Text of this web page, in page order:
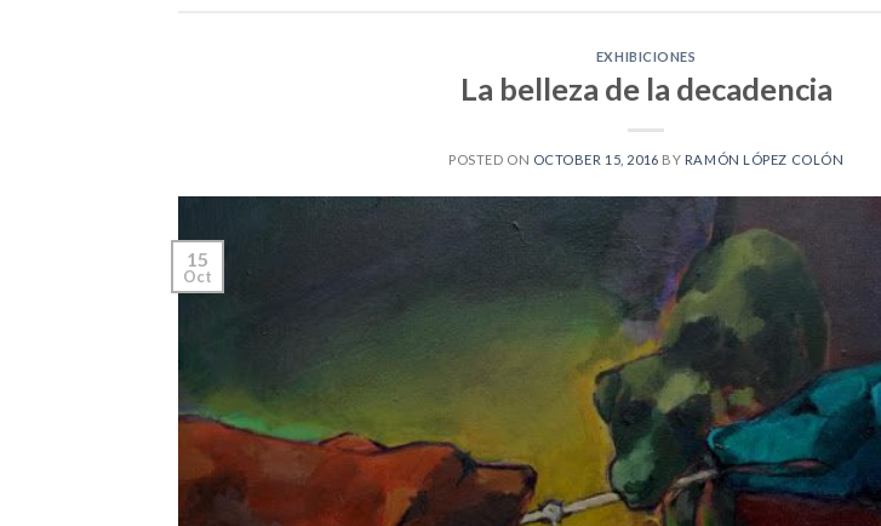
EXHIBICIONES
La belleza de la decadencia
POSTED ON OCTOBER 15, 2016 BY RAMÓN LÓPEZ COLÓN
15
Oct